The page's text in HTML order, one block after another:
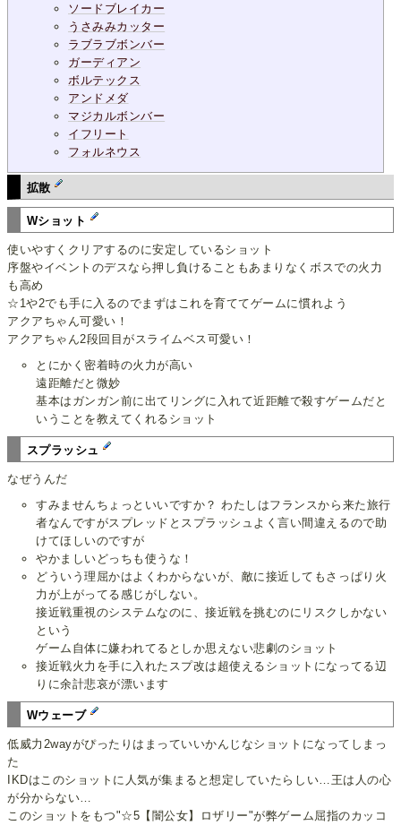
ソードブレイカー
うさみみカッター
ラブラブボンバー
ガーディアン
ボルテックス
アンドメダ
マジカルボンバー
イフリート
フォルネウス
拡散
Wショット
使いやすくクリアするのに安定しているショット
序盤やイベントのデスなら押し負けることもあまりなくボスでの火力
も高め
☆1や2でも手に入るのでまずはこれを育ててゲームに慣れよう
アクアちゃん可愛い！
アクアちゃん2段回目がスライムベス可愛い！
とにかく密着時の火力が高い
遠距離だと微妙
基本はガンガン前に出てリングに入れて近距離で殺すゲームだと
いうことを教えてくれるショット
スプラッシュ
なぜうんだ
すみませんちょっといいですか？ わたしはフランスから来た旅行
者なんですがスプレッドとスプラッシュよく言い間違えるので助
けてほしいのですが
やかましいどっちも使うな！
どういう理屈かはよくわからないが、敵に接近してもさっぱり火
力が上がってる感じがしない。
接近戦重視のシステムなのに、接近戦を挑むのにリスクしかない
という
ゲーム自体に嫌われてるとしか思えない悲劇のショット
接近戦火力を手に入れたスプ改は超使えるショットになってる辺
りに余計悲哀が漂います
Wウェーブ
低威力2wayがぴったりはまっていいかんじなショットになってしまっ
た
IKDはこのショットに人気が集まると想定していたらしい…王は人の心
が分からない…
このショットをもつ"☆5【闇公女】ロザリー"が弊ゲーム屈指のカッコ